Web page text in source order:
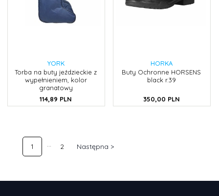
YORK
Torba na buty jeździeckie z
wypełnieniem, kolor
granatowy
114,89 PLN
HORKA
Buty Ochronne HORSENS
black r.39
350,00 PLN
1 2 Następna >